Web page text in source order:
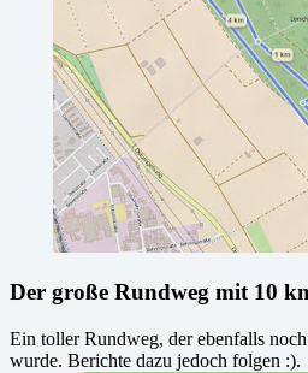
Der große Rundweg mit 10
Ein toller Rundweg, der ebenfalls
wurde. Berichte dazu jedoch folgen :).